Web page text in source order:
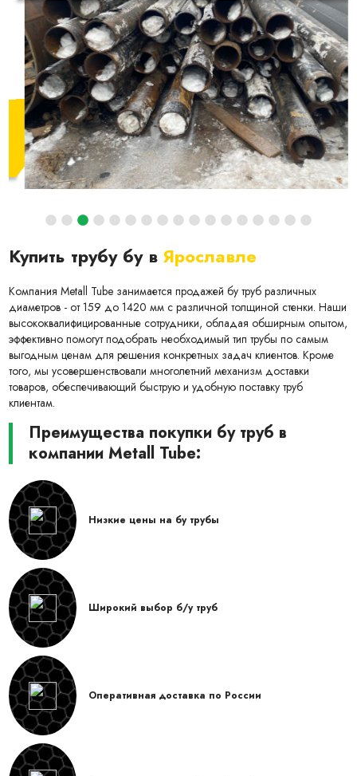
Купить трубу бу вЯрославле
Компания Metall Tube занимается продажей бу труб различных
диаметров - от 159 до 1420 мм с различной толщиной стенки. Наши
высококвалифицированные сотрудники, обладая обширным опытом,
эффективно помогут подобрать необходимый тип трубы по самым
выгодным ценам для решения конкретных задач клиентов. Кроме
того, мы усовершенствовали многолетний механизм доставки
товаров, обеспечивающий быструю и удобную поставку труб
клиентам.
Преимущества покупки бу труб в
компании Metall Tube:
Низкие цены на бу трубы
Широкий выбор б/у труб
Оперативная доставка по России